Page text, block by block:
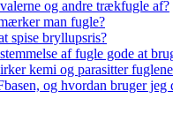
og andre trækfugle af?
man fugle?
spise bryllupsris?
af fugle gode at
kemi og parasitter
og hvordan bruger jeg